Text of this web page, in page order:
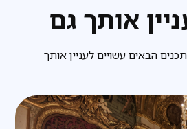
אותך גם
הבאים עשויים לעניין אותך